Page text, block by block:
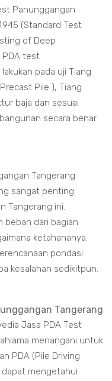
Panunggangan
(Standard Test
of Deep
PDA test
pada uji Tiang
Pile ), Tiang
baja dan sesuai
secara benar
Tangerang
sangat penting
Tangerang ini.
beban dari bagian
ketahananya.
pondasi
kesalahan sedikitpun.
Jasa PDA Test
menangani untuk
PDA (Pile Driving
mengetahui